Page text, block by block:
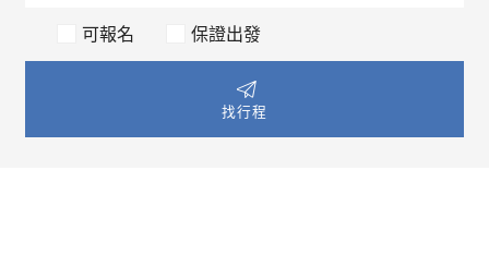
可報名 保證出發
找行程